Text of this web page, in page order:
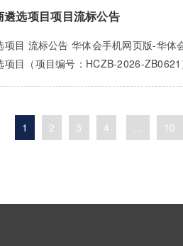
选项目项目流标公告
目 流标公告 华体会手机网页版-华
目（项目编号：HCZB-2026-
1 2 3 4 ... 10